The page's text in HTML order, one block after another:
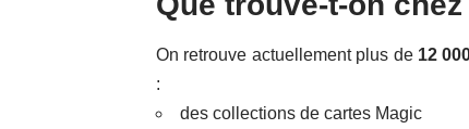
On retrouve actuellement plus de 12
:
des collections de cartes Magic